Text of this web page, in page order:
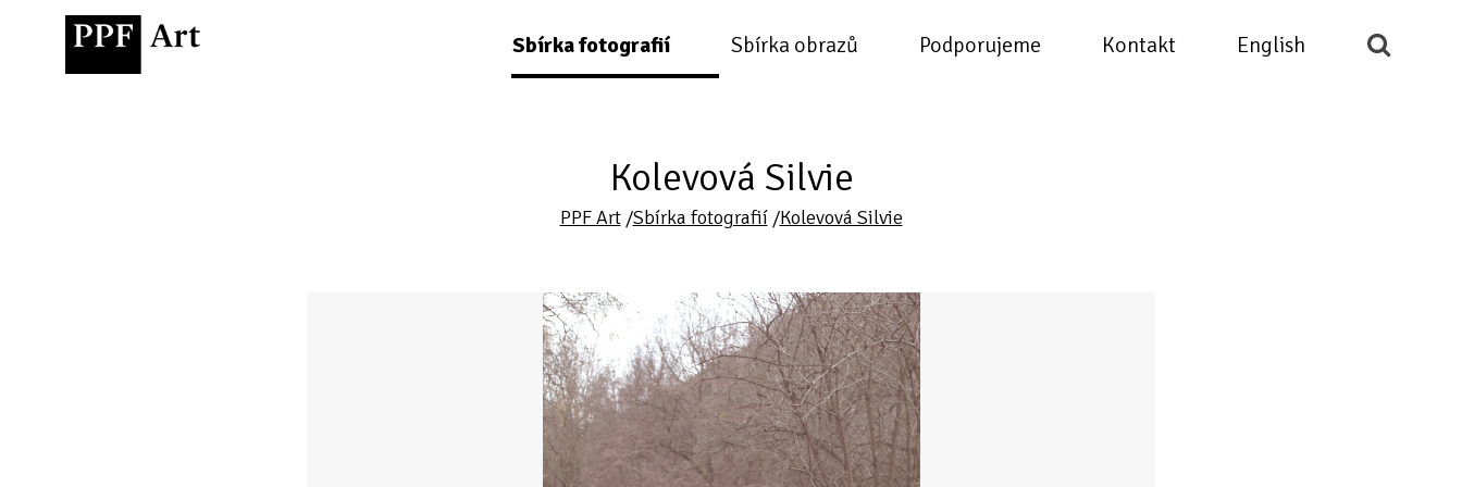
Sbírka fotografií Sbírka obrazů Podporujeme Kontakt English
Kolevová Silvie
PPF Art/Sbírka fotografií/Kolevová Silvie